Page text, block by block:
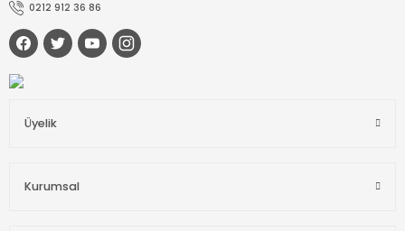
0212 912 36 86
Üyelik
Kurumsal